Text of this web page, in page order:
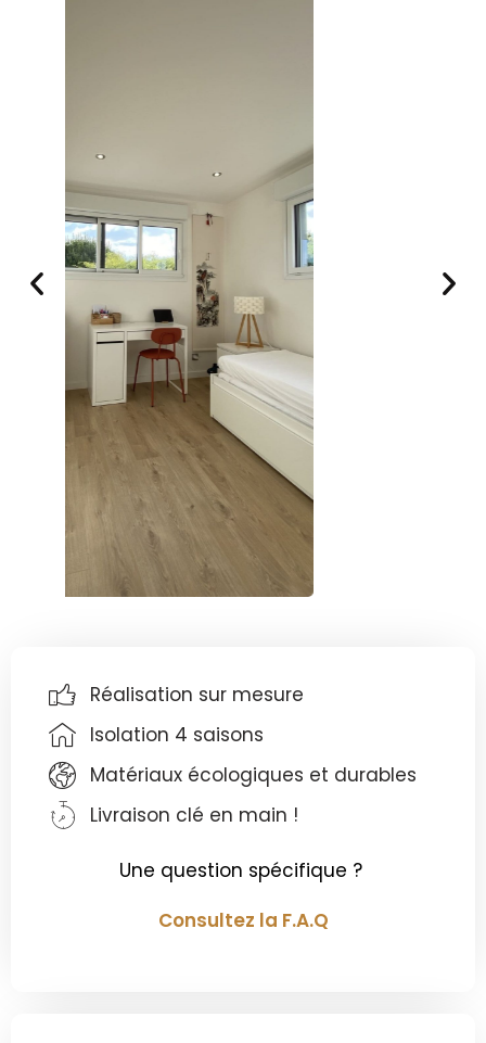
Réalisation sur mesure
Isolation 4 saisons
Matériaux écologiques et durables
Livraison clé en main !
Une question spécifique ?
Consultez la F.A.Q